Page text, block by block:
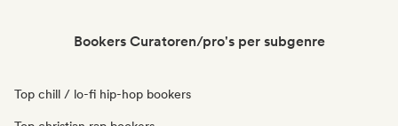
Bookers Curatoren/pro's per subgenre
Top chill / lo-fi hip-hop bookers